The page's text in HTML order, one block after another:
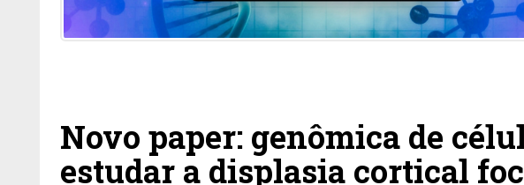
Novo paper: genômica de
estudar a displasia cortical